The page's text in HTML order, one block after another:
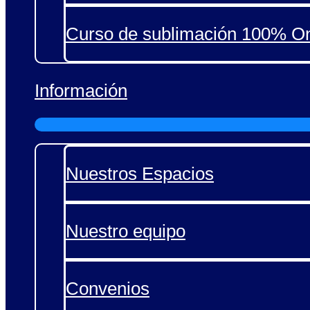
Curso de sublimación 100%
Información
Nuestros Espacios
Nuestro equipo
Convenios